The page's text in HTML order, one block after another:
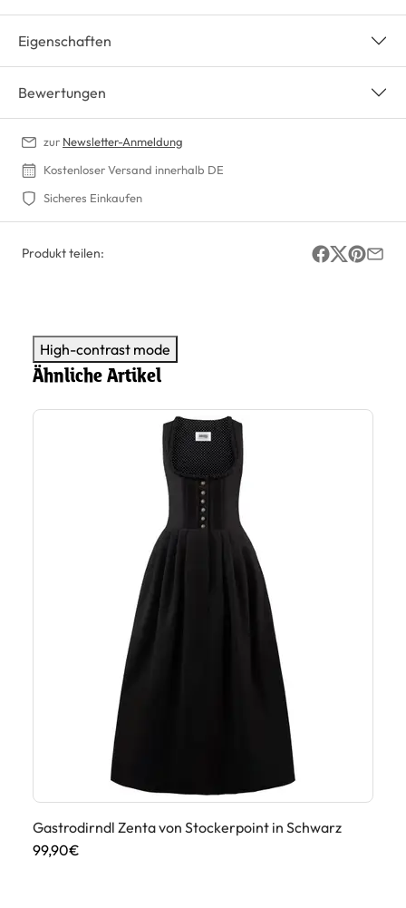
Eigenschaften
Bewertungen
zur Newsletter-Anmeldung
Kostenloser Versand innerhalb DE
Sicheres Einkaufen
Produkt teilen:
High-contrast mode
Ähnliche Artikel
Gastrodirndl Zenta von Stockerpoint in Schwarz
99,90€